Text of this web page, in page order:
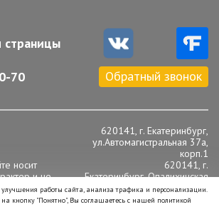
70 Обратный звонок
носит
и не
офертой,
статьи
620141, г. Екатеринбург,
ул.Автомагистральная 37а,
корп.1
620141, г.
Екатеринбург, Опалихинская
16
Телефон: +7 (343) 219-90-
работы сайта, анализа трафика и персонализации.
кнопку "Понятно", Вы соглашаетесь с нашей политикой